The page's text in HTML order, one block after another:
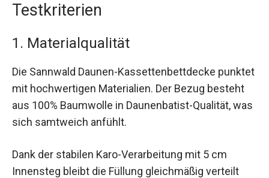
Testkriterien
1. Materialqualität
Die Sannwald Daunen-Kassettenbettdecke punktet
mit hochwertigen Materialien. Der Bezug besteht
aus 100% Baumwolle in Daunenbatist-Qualität, was
sich samtweich anfühlt.
Dank der stabilen Karo-Verarbeitung mit 5 cm
Innensteg bleibt die Füllung gleichmäßig verteilt